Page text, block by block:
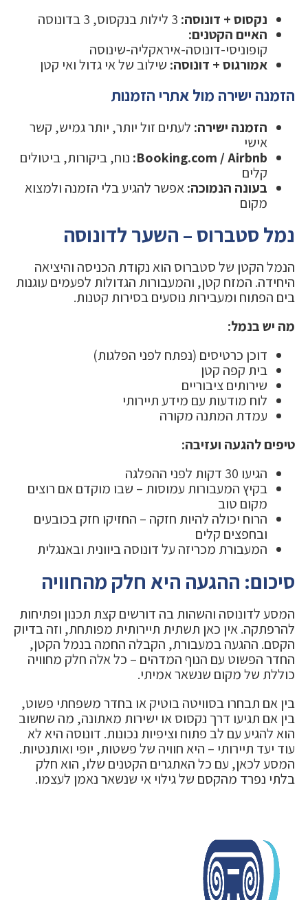
נקסוס + דונוסה:
האיים הקטנים:
קופוניסי-דונוסה-איראקליה-שינוסה
אמורגוס + דונוסה: שילוב של אי גדול ואי קטן
הזמנה ישירה מול אתרי הזמנות
הזמנה ישירה: לעתים זול יותר, יותר גמיש, קשר
אישי
Booking.com / Airbnb: נוח, ביקורות, ביטולים
קלים
בעונה הנמוכה:אפשר להגיע בלי הזמנה ולמצוא
מקום
נמל סטברוס – השער לדונוסה
הנמל הקטן של סטברוס הוא נקודת הכניסה והיציאה
היחידה. המזח קטן, והמעבורות הגדולות לפעמים עוגנות
בים הפתוח ומעבירות נוסעים בסירות קטנות.
מה יש בנמל:
דוכן כרטיסים (נפתח לפני הפלגות)
בית קפה קטן
שירותים ציבוריים
לוח מודעות עם מידע תיירותי
עמדת המתנה מקורה
טיפים להגעה ועזיבה:
הגיעו 30 דקות לפני ההפלגה
בקיץ המעבורות עמוסות – שבו מוקדם אם רוצים
מקום טוב
הרוח יכולה להיות חזקה – החזיקו חזק בכובעים
ובחפצים קלים
המעבורת מכריזה על דונוסה ביוונית ובאנגלית
סיכום: ההגעה היא חלק מהחוויה
המסע לדונוסה והשהות בה דורשים קצת תכנון ופתיחות
להרפתקה. אין כאן תשתית תיירותית מפותחת, וזה בדיוק
הקסם. ההגעה במעבורת, הקבלה החמה בנמל הקטן,
החדר הפשוט עם הנוף המדהים – כל אלה חלק מחוויה
כוללת של מקום שנשאר אמיתי.
בין אם תבחרו בסוויטה בוטיק או בחדר משפחתי פשוט,
בין אם תגיעו דרך נקסוס או ישירות מאתונה, מה שחשוב
הוא להגיע עם לב פתוח וציפיות נכונות. דונוסה היא לא
עוד יעד תיירותי – היא חוויה של פשטות, יופי ואותנטיות.
המסע לכאן, עם כל האתגרים הקטנים שלו, הוא חלק
בלתי נפרד מהקסם של גילוי אי שנשאר נאמן לעצמו.